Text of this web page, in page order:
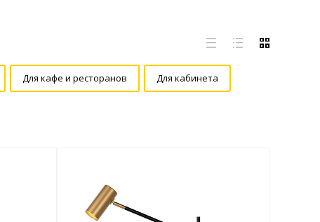
Для кафе и ресторанов Для кабинета